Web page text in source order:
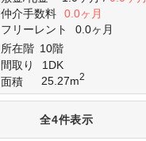
仲介手数料
0.0ヶ月
フリーレント
0.0ヶ月
所在階 10階
間取り
1DK
面積
25.27m2
全4件表示